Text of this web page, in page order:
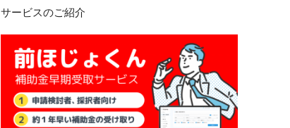
サービスのご紹介